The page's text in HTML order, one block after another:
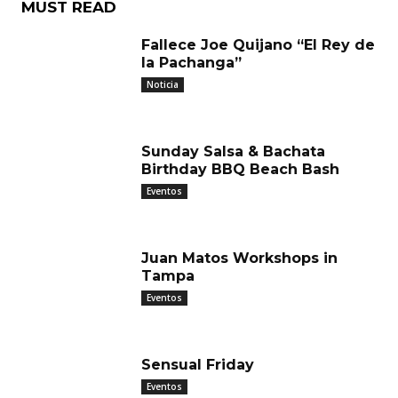
MUST READ
Fallece Joe Quijano “El Rey de
la Pachanga”
Noticia
Sunday Salsa & Bachata
Birthday BBQ Beach Bash
Eventos
Juan Matos Workshops in
Tampa
Eventos
Sensual Friday
Eventos